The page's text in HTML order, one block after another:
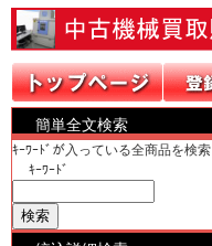
簡単全文検索
ｷｰﾜｰﾄﾞが入っている全商品を検索
ｷｰﾜｰﾄﾞ